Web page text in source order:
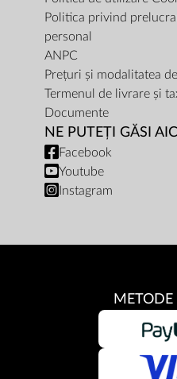
Politica privind
personal
ANPC
Prețuri și modalitatea
Termenul de livrare și
Documente
NE PUTEȚI GĂSI
Facebook
Youtube
Instagram
METODE